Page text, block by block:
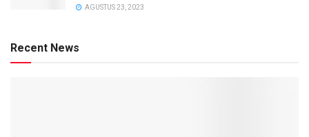
AGUSTUS 23, 2023
Recent News